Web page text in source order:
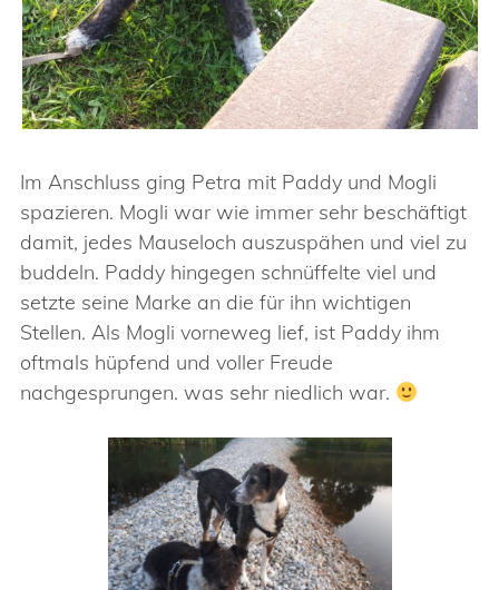
Im Anschluss ging Petra mit Paddy und Mogli
spazieren. Mogli war wie immer sehr beschäftigt
damit, jedes Mauseloch auszuspähen und viel zu
buddeln. Paddy hingegen schnüffelte viel und
setzte seine Marke an die für ihn wichtigen
Stellen. Als Mogli vorneweg lief, ist Paddy ihm
oftmals hüpfend und voller Freude
nachgesprungen. was sehr niedlich war.